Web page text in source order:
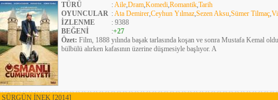
TÜRÜ
:Aile,Dram,Komedi,Romantik,Tarih
OYUNCULAR :Ata Demirer,Ceyhun Yılmaz,Sezen Aksu,Sümer Tilmaç,
İZLENME
: 9388
BEĞENİ
:+27
Özet: Film, 1888 yılında başak tarlasında koşan ve sonra Mustafa Kemal
bülbülü alırken kafasının üzerine düşmesiyle başlıyor. A
SÜRGÜN İNEK [2014]